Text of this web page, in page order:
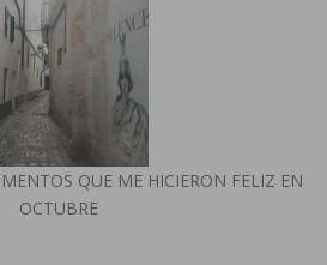
QUE ME HICIERON FELIZ EN
OCTUBRE